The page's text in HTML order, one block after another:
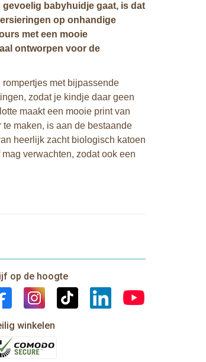
babyhuidje gaat, is dat
op onhandige
met een mooie
ontworpen voor de
met bijpassende
zodat je kindje daar geen
maakt een mooie print van
maken, is aan de bestaande
heerlijk zacht biologisch katoen
verwachten, zodat ook een
op de hoogte
winkelen